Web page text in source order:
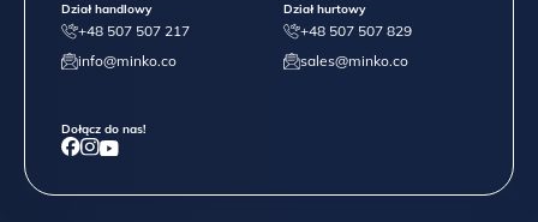
Dział handlowy
+48 507 507 217
info@minko.co
Dział hurtowy
+48 507 507 829
sales@minko.co
Dołącz do nas!